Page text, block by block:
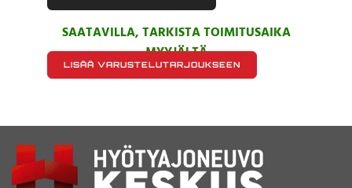
SAATAVILLA, TARKISTA TOIMITUSAIKA
MYYJÄLTÄ
LISÄÄ VARUSTELUTARJOUKSEEN